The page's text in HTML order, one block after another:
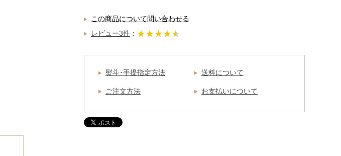
熨斗･手提指定方法 送料について
ご注文方法 お支払いについて
この商品について問い合わせる
レビュー3件 ：